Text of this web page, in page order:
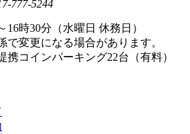
777-5244
16時30分（水曜日 休務日）
変更になる場合があります。
携コインパーキング22台（有料）